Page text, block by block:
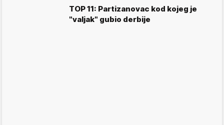
TOP 11: Partizanovac kod kojeg je
"valjak" gubio derbije